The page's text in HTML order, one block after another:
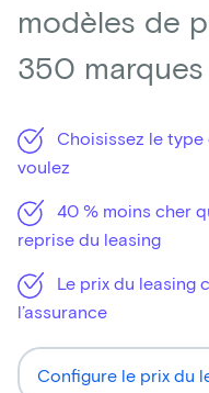
modèles de
350
Choisissez le
voulez
40 % moins cher
reprise du leasing
Le prix du leasing
l’assurance
Configure le prix du